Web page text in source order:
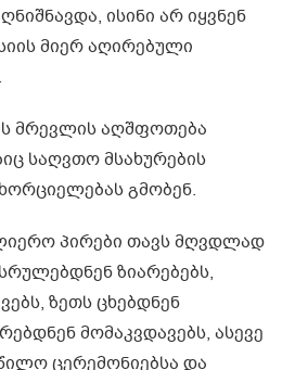
ისინი არ იყვნენ
მიერ აღირებული
მრევლის აღშფოთება
საღვთო მსახურების
გმობენ.
პირები თავს მღვდლად
ზიარებებს,
ზეთს ცხებდნენ
მომაკვდავებს, ასევე
ცერემონიებსა და